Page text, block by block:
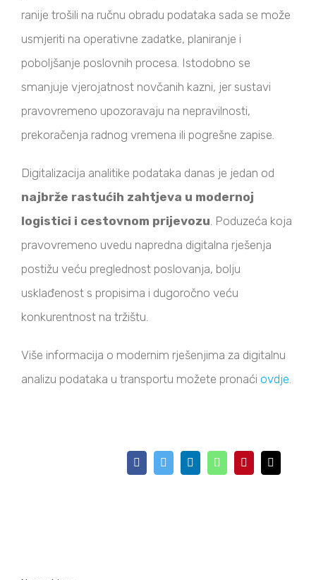
ranije trošili na ručnu obradu podataka sada se može
usmjeriti na operativne zadatke, planiranje i
poboljšanje poslovnih procesa. Istodobno se
smanjuje vjerojatnost novčanih kazni, jer sustavi
pravovremeno upozoravaju na nepravilnosti,
prekoračenja radnog vremena ili pogrešne zapise.
Digitalizacija analitike podataka danas je jedan od
najbrže rastućih zahtjeva u modernoj
logistici i cestovnom prijevozu. Poduzeća koja
pravovremeno uvedu napredna digitalna rješenja
postižu veću preglednost poslovanja, bolju
usklađenost s propisima i dugoročno veću
konkurentnost na tržištu.
Više informacija o modernim rješenjima za digitalnu
analizu podataka u transportu možete pronaći ovdje.
FacebookTwitter LinkedInWhatsAppPinterest